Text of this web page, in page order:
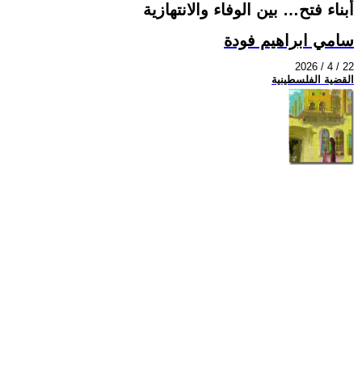
أبناء فتح… بين الوفاء والانتهازية
سامي ابراهيم فودة
2026 / 4 / 22
القضية الفلسطينية